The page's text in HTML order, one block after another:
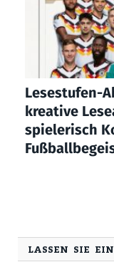
Lesestufen-
kreative
spielerisch
LASSEN SIE